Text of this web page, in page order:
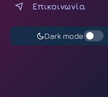
Επικοινωνία
Dark mode